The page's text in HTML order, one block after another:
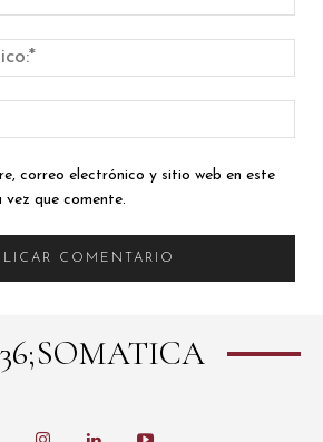
correo electrónico y sitio web en este
que comente.